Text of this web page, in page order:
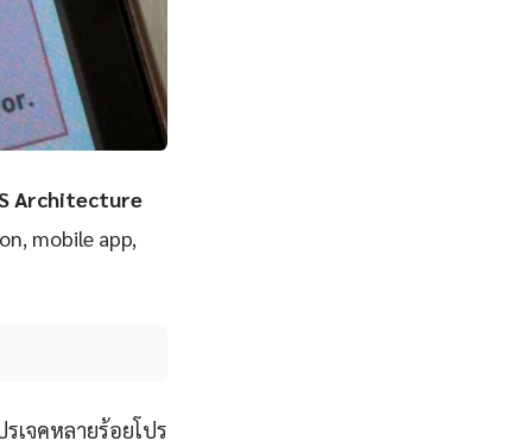
Architecture
mobile app,
จคหลายร้อยโปร